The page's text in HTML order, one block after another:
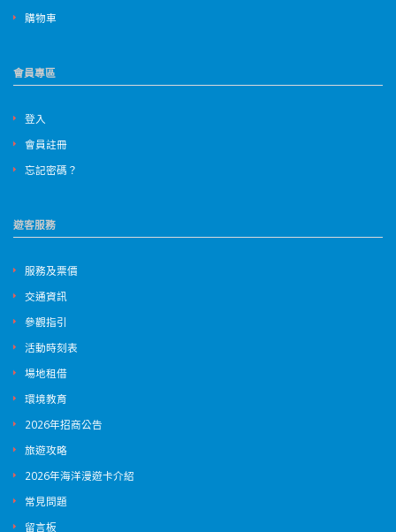
購物車
會員專區
登入
會員註冊
忘記密碼？
遊客服務
服務及票價
交通資訊
參觀指引
活動時刻表
場地租借
環境教育
2026年招商公告
旅遊攻略
2026年海洋漫遊卡介紹
常見問題
留言板